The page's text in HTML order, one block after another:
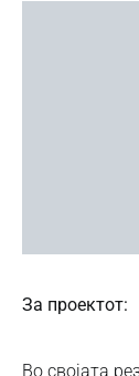
За проектот:
Во својата